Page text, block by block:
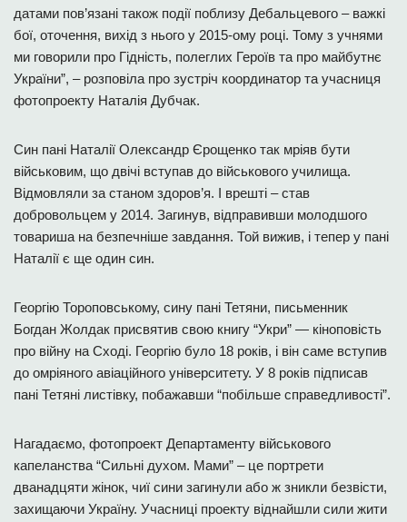
датами пов’язані також події поблизу Дебальцевого – важкі
бої, оточення, вихід з нього у 2015-ому році. Тому з учнями
ми говорили про Гідність, полеглих Героїв та про майбутнє
України”, – розповіла про зустріч координатор та учасниця
фотопроекту Наталія Дубчак.
Син пані Наталії Олександр Єрощенко так мріяв бути
військовим, що двічі вступав до військового училища.
Відмовляли за станом здоров’я. І врешті – став
добровольцем у 2014. Загинув, відправивши молодшого
товариша на безпечніше завдання. Той вижив, і тепер у пані
Наталії є ще один син.
Георгію Тороповському, сину пані Тетяни, письменник
Богдан Жолдак присвятив свою книгу “Укри” — кіноповість
про війну на Сході. Георгію було 18 років, і він саме вступив
до омріяного авіаційного університету. У 8 років підписав
пані Тетяні листівку, побажавши “побільше справедливості”.
Нагадаємо, фотопроект Департаменту військового
капеланства “Сильні духом. Мами” – це портрети
дванадцяти жінок, чиї сини загинули або ж зникли безвісти,
захищаючи Україну. Учасниці проекту віднайшли сили жити